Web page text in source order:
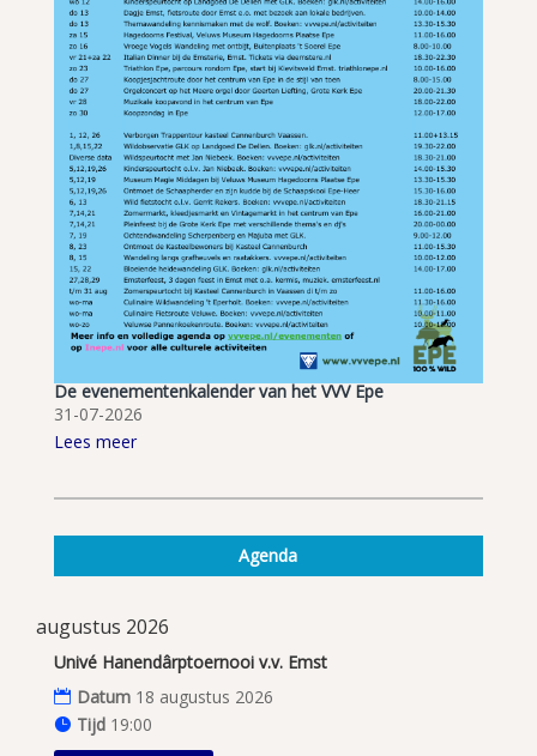
De evenementenkalender van het VVV Epe
31-07-2026
Lees meer
Agenda
augustus 2026
Univé Hanendârptoernooi v.v. Emst
Datum 18 augustus 2026
Tijd 19:00